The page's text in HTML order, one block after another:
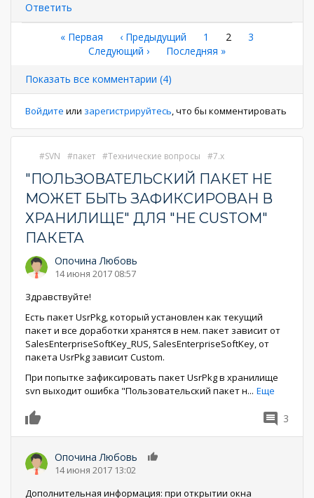
Ответить
Нумерация
страниц
Первая
страница
« Первая ←
‹ Предыдущий Страница
1
Текущая
2 Страница
3
Следующая
Следующий ›
Последняя
Последняя »
Показать все комментарии (4)
Войдите или зарегистрируйтесь, что бы комментировать
SVN пакет Технические вопросы 7.x
"ПОЛЬЗОВАТЕЛЬСКИЙ ПАКЕТ НЕ
МОЖЕТ БЫТЬ ЗАФИКСИРОВАН В
ХРАНИЛИЩЕ" ДЛЯ "НЕ CUSTOM"
ПАКЕТА
Опочина Любовь
14 июня 2017 08:57
Здравствуйте!
Есть пакет UsrPkg, который установлен как текущий
пакет и все доработки хранятся в нем. пакет зависит от
SalesEnterpriseSoftKey_RUS, SalesEnterpriseSoftKey, от
пакета UsrPkg зависит Custom.
При попытке зафиксировать пакет UsrPkg в хранилище
svn выходит ошибка "Пользовательский пакет н... Еще
3
Опочина Любовь
14 июня 2017 13:02
Дополнительная информация: при открытии окна